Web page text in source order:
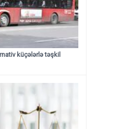
küçələrlə təşkil